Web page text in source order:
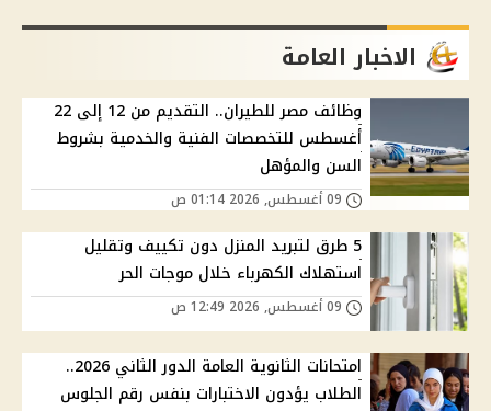
الاخبار العامة
وظائف مصر للطيران.. التقديم من 12 إلى 22
أغسطس للتخصصات الفنية والخدمية بشروط
السن والمؤهل
5 طرق لتبريد المنزل دون تكييف وتقليل
استهلاك الكهرباء خلال موجات الحر
امتحانات الثانوية العامة الدور الثاني 2026..
الطلاب يؤدون الاختبارات بنفس رقم الجلوس